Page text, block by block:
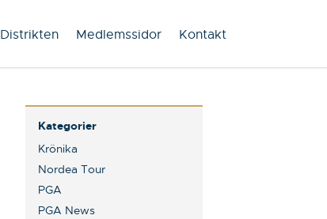
Distrikten Medlemssidor Kontakt
Kategorier
Krönika
Nordea Tour
PGA
PGA News